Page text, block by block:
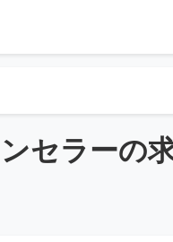
セラーの